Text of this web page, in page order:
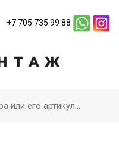
+7 705 735 99 88